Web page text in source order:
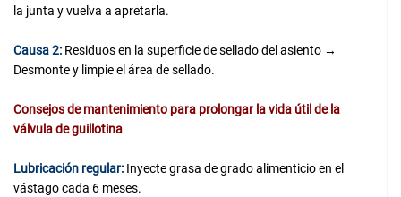
la junta y vuelva a apretarla.
Causa 2: Residuos en la superficie de sellado del asiento →
Desmonte y limpie el área de sellado.
Consejos de mantenimiento para prolongar la vida útil de la
válvula de guillotina
Lubricación regular: Inyecte grasa de grado alimenticio en el
vástago cada 6 meses.